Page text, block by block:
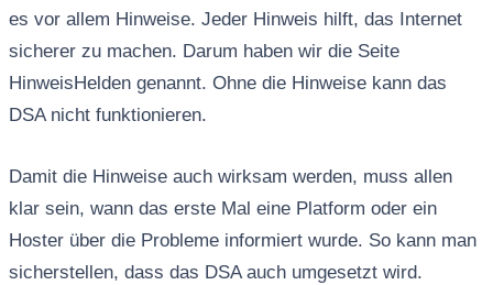
es vor allem Hinweise. Jeder Hinweis hilft, das Internet
sicherer zu machen. Darum haben wir die Seite
HinweisHelden genannt. Ohne die Hinweise kann das
DSA nicht funktionieren.
Damit die Hinweise auch wirksam werden, muss allen
klar sein, wann das erste Mal eine Platform oder ein
Hoster über die Probleme informiert wurde. So kann man
sicherstellen, dass das DSA auch umgesetzt wird.